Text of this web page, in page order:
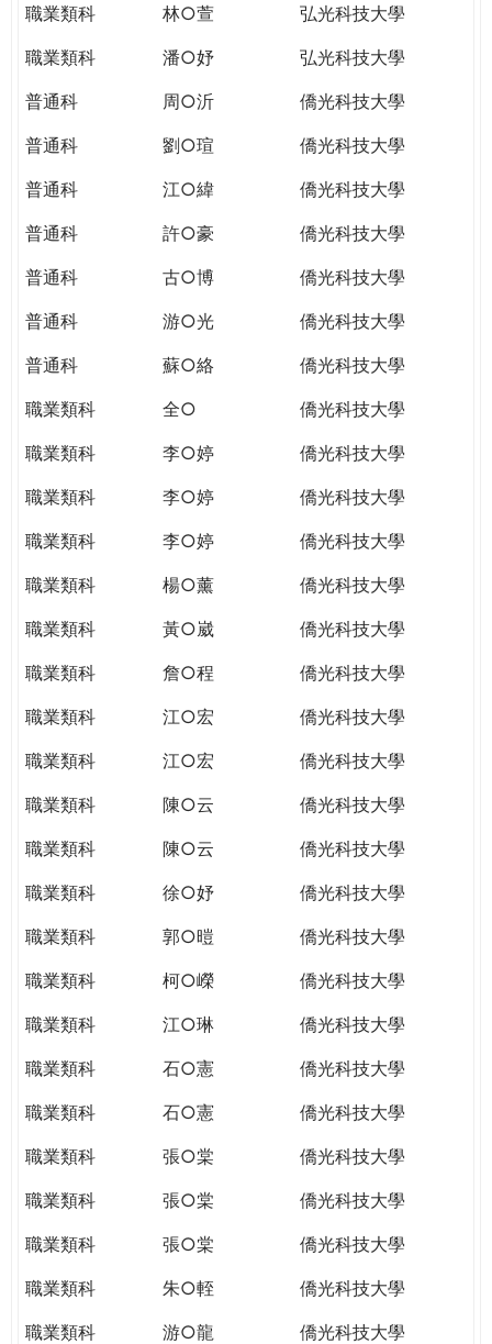
職業類科
林○萱
弘光科技大學
職業類科
潘○妤
弘光科技大學
普通科
周○沂
僑光科技大學
普通科
劉○瑄
僑光科技大學
普通科
江○緯
僑光科技大學
普通科
許○豪
僑光科技大學
普通科
古○博
僑光科技大學
普通科
游○光
僑光科技大學
普通科
蘇○絡
僑光科技大學
職業類科
全○
僑光科技大學
職業類科
李○婷
僑光科技大學
職業類科
李○婷
僑光科技大學
職業類科
李○婷
僑光科技大學
職業類科
楊○薰
僑光科技大學
職業類科
黃○崴
僑光科技大學
職業類科
詹○程
僑光科技大學
職業類科
江○宏
僑光科技大學
職業類科
江○宏
僑光科技大學
職業類科
陳○云
僑光科技大學
職業類科
陳○云
僑光科技大學
職業類科
徐○妤
僑光科技大學
職業類科
郭○暟
僑光科技大學
職業類科
柯○嶸
僑光科技大學
職業類科
江○琳
僑光科技大學
職業類科
石○憲
僑光科技大學
職業類科
石○憲
僑光科技大學
職業類科
張○棠
僑光科技大學
職業類科
張○棠
僑光科技大學
職業類科
張○棠
僑光科技大學
職業類科
朱○輊
僑光科技大學
職業類科
游○龍
僑光科技大學